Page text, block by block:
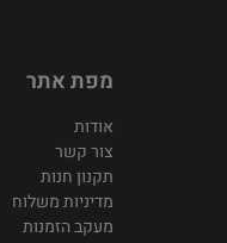
מפת אתר
אודות
צור קשר
תקנון חנות
מדיניות משלוח
מעקב הזמנות